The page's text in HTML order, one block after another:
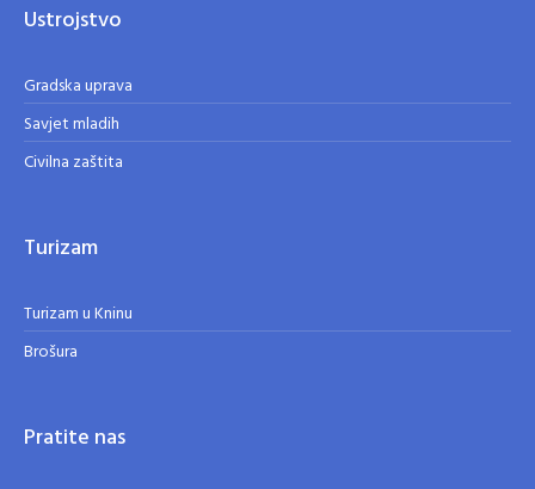
Ustrojstvo
Gradska uprava
Savjet mladih
Civilna zaštita
Turizam
Turizam u Kninu
Brošura
Pratite nas